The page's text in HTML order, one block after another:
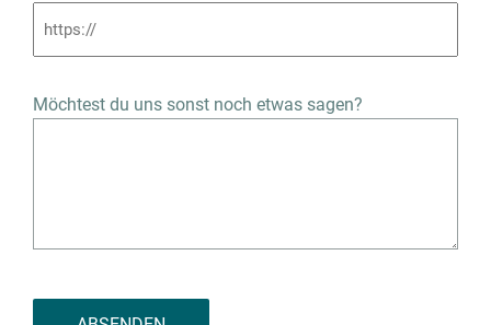
Möchtest du uns sonst noch etwas sagen?